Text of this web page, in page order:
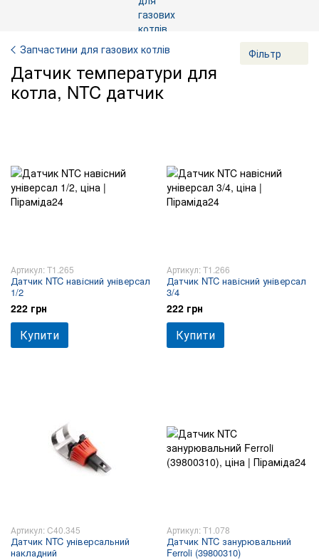
Фільтр
Запчастини для газових котлів
Датчик температури для
котла, NTC датчик
Артикул: T1.265
Датчик NTC навісний універсал
1/2
222 грн
Купити
Артикул: T1.266
Датчик NTC навісний універсал
3/4
222 грн
Купити
Артикул: C40.345
Датчик NTC універсальний
накладний
Артикул: T1.078
Датчик NTC занурювальний
Ferroli (39800310)